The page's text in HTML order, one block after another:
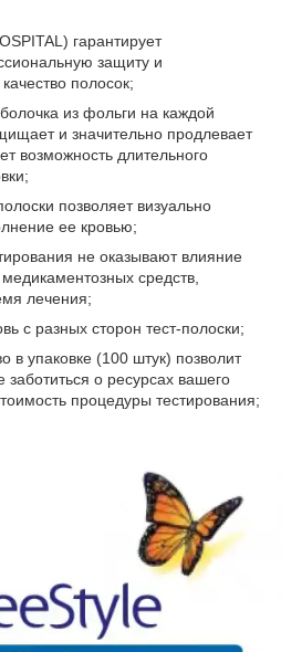
гарантирует
защиту и
полосок;
из фольги на каждой
и значительно продлевает
возможность длительного
позволяет визуально
ее кровью;
не оказывают влияние
средств,
лечения;
с разных сторон тест-полоски;
в упаковке (100 штук) позволит
о ресурсах вашего
процедуры тестирования;